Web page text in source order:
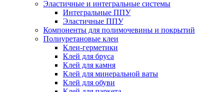
Эластичные и интегральные системы
Интегральные ППУ
Эластичные ППУ
Компоненты для полимочевины и покрытий
Полиуретановые клеи
Клеи-герметики
Клей для бруса
Клей для камня
Клей для минеральной ваты
Клей для обуви